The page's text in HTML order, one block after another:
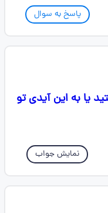
پاسخ به سوال
یا به این آیدی تو
نمایش جواب